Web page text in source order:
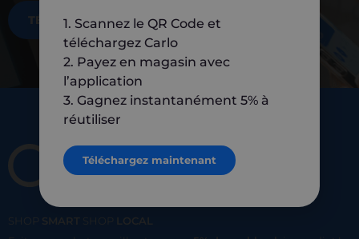
TÉLÉCHARGEZ MAINTENANT
SHOP SMART SHOP
LOCAL
1. Scannez le QR Code et
téléchargez Carlo
2. Payez en magasin avec
l’application
3. Gagnez instantanément 5% à
réutiliser
Téléchargez maintenant